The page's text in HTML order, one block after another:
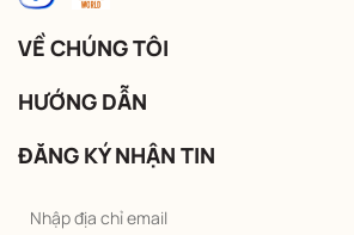
VỀ CHÚNG TÔI
HƯỚNG DẪN
ĐĂNG KÝ NHẬN TIN